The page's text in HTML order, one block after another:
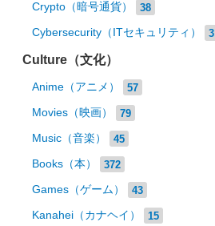
Crypto（暗号通貨） 38
Cybersecurity（ITセキュリティ） 3
Culture（文化）
Anime（アニメ） 57
Movies（映画） 79
Music（音楽） 45
Books（本） 372
Games（ゲーム） 43
Kanahei（カナヘイ） 15